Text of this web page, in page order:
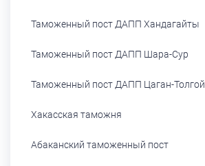
Таможенный пост ДАПП Хандагайты
Таможенный пост ДАПП Шара-Сур
Таможенный пост ДАПП Цаган-Толгой
Хакасская таможня
Абаканский таможенный пост